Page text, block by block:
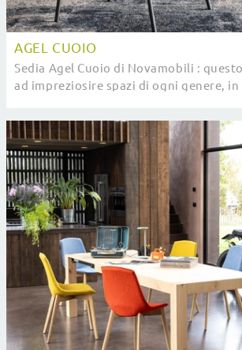
AGEL CUOIO
Sedia Agel Cuoio di Novamobili :
ad impreziosire spazi di ogni genere,